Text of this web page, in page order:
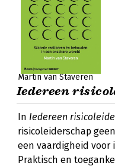
Martin van Staveren
Iedereen
In Iedereen
risicoleiderschap
een vaardigheid voor
Praktisch en